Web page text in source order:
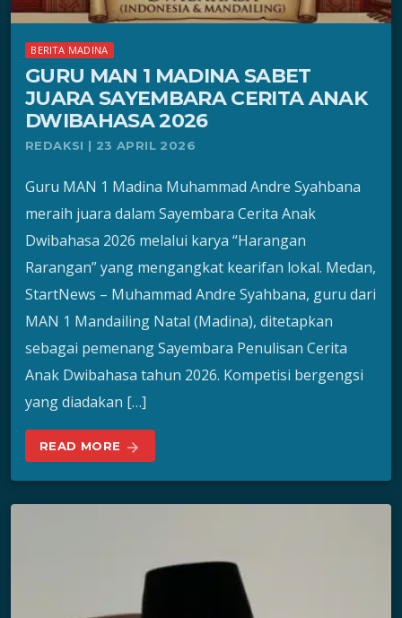
BERITA MADINA
GURU MAN 1 MADINA SABET
JUARA SAYEMBARA CERITA ANAK
DWIBAHASA 2026
REDAKSI | 23 APRIL 2026
Guru MAN 1 Madina Muhammad Andre Syahbana
meraih juara dalam Sayembara Cerita Anak
Dwibahasa 2026 melalui karya “Harangan
Rarangan” yang mengangkat kearifan lokal. Medan,
StartNews – Muhammad Andre Syahbana, guru dari
MAN 1 Mandailing Natal (Madina), ditetapkan
sebagai pemenang Sayembara Penulisan Cerita
Anak Dwibahasa tahun 2026. Kompetisi bergengsi
yang diadakan […]
READ MORE arrow_forward